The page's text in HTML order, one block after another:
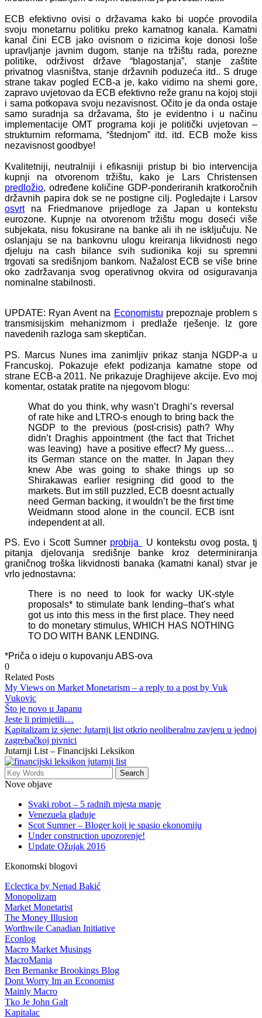
ECB efektivno ovisi o državama kako bi uopće provodila
svoju monetarnu politiku preko kamatnog kanala. Kamatni
kanal čini ECB jako ovisnom o rizicima koje donosi loše
upravljanje javnim dugom, stanje na tržištu rada, porezne
politike, održivost države “blagostanja”, stanje zaštite
privatnog vlasništva, stanje državnih poduzeća itd.. S druge
strane takav pogled ECB-a je, kako vidimo na shemi gore,
zapravo uvjetovao da ECB efektivno reže granu na kojoj stoji
i sama potkopava svoju nezavisnost. Očito je da onda ostaje
samo suradnja sa državama, što je evidentno i u načinu
implementacije OMT programa koji je politički uvjetovan –
strukturnim reformama, “štednjom” itd. itd. ECB može kiss
nezavisnost goodbye!
Kvalitetniji, neutralniji i efikasniji pristup bi bio intervencija
kupnji na otvorenom tržištu, kako je Lars Christensen
predložio, određene količine GDP-ponderiranih kratkoročnih
državnih papira dok se ne postigne cilj. Pogledajte i Larsov
osvrtna Friedmanove prijedloge za Japan u kontekstu
eurozone. Kupnje na otvorenom tržištu mogu doseći više
subjekata, nisu fokusirane na banke ali ih ne isključuju. Ne
oslanjaju se na bankovnu ulogu kreiranja likvidnosti nego
djeluju na cash bilance svih sudionika koji su spremni
trgovati sa središnjom bankom. Nažalost ECB se više brine
oko zadržavanja svog operativnog okvira od osiguravanja
nominalne stabilnosti.
UPDATE: Ryan Avent na Economistu prepoznaje problem s
transmisijskim mehanizmom i predlaže rješenje. Iz gore
navedenih razloga sam skeptičan.
PS. Marcus Nunes ima zanimljiv prikaz stanja NGDP-a u
Francuskoj. Pokazuje efekt podizanja kamatne stope od
strane ECB-a 2011. Ne prikazuje Draghijeve akcije. Evo moj
komentar, ostatak pratite na njegovom blogu:
What do you think, why wasn’t Draghi’s reversal
of rate hike and LTRO-s enough to bring back the
NGDP to the previous (post-crisis) path? Why
didn’t Draghis appointment (the fact that Trichet
was leaving) have a positive effect? My guess…
its German stance on the matter. In Japan they
knew Abe was going to shake things up so
Shirakawas earlier resigning did good to the
markets. But im still puzzled, ECB doesnt actually
need German backing, it wouldn’t be the first time
Weidmann stood alone in the council. ECB isnt
independent at all.
PS. Evo i Scott Sumner probija
U kontekstu ovog posta, tj
pitanja djelovanja središnje banke kroz determiniranja
graničnog troška likvidnosti banaka (kamatni kanal) stvar je
vrlo jednostavna:
There is no need to look for wacky UK-style
proposals* to stimulate bank lending–that’s what
got us into this mess in the first place. They need
to do monetary stimulus, WHICH HAS NOTHING
TO DO WITH BANK LENDING.
*Priča o ideju o kupovanju ABS-ova
0
Related Posts
My Views on Market Monetarism – a reply to a post by Vuk
Vukovic
Što je novo u Japanu
Jeste li primjetili…
Kapitalizam iz sjene: Jutarnji list otkrio neoliberalnu zavjeru u jednoj
zagrebačkoj pivnici
Jutarnji List – Financijski Leksikon
Nove objave
Svaki robot – 5 radnih mjesta manje
Venezuela gladuje
Scot Sumner – Bloger koji je spasio ekonomiju
Under construction upozorenje!
Update Ožujak 2016
Ekonomski blogovi
Eclectica by Nenad Bakić
Monopolizam
Market Monetarist
The Money Illusion
Worthwile Canadian Initiative
Econlog
Macro Market Musings
MacroMania
Ben Bernanke Brookings Blog
Dont Worry Im an Economist
Mainly Macro
Tko Je John Galt
Kapitalac